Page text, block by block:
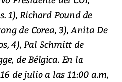
1), Richard Pound de
de Corea, 3), Anita De
4), Pal Schmitt de
de Bélgica. En la
de julio a las 11:00 a.m,